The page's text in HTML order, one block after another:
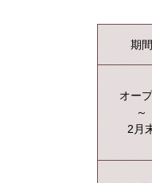
期間
オー
～
2月